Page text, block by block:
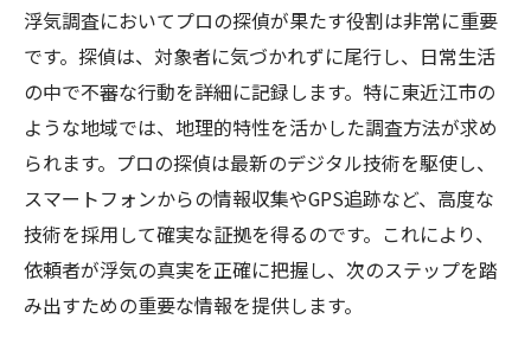
浮気調査成功の鍵を握る探偵選び
東近江市での効果的な探偵選びの方法
東近江市で浮気調査を成功に導く探偵の選び方
プロの探偵による浮気調査成功の秘訣
浮気調査に最適な探偵事務所の見つけ方
探偵事務所選びで考慮すべきポイント
浮気調査成功のための探偵選びのノウハウ
東近江市での探偵選びに必要な知識
浮気調査においてプロの探偵が果たす役割は非常に重要
です。探偵は、対象者に気づかれずに尾行し、日常生活
の中で不審な行動を詳細に記録します。特に東近江市の
ような地域では、地理的特性を活かした調査方法が求め
られます。プロの探偵は最新のデジタル技術を駆使し、
スマートフォンからの情報収集やGPS追跡など、高度な
技術を採用して確実な証拠を得るのです。これにより、
依頼者が浮気の真実を正確に把握し、次のステップを踏
み出すための重要な情報を提供します。